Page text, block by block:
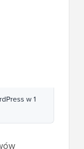
w 1